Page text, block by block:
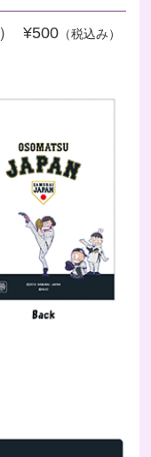
¥500 （税込み）